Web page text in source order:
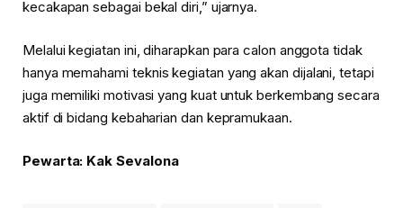
kecakapan sebagai bekal diri,” ujarnya.
Melalui kegiatan ini, diharapkan para calon anggota tidak
hanya memahami teknis kegiatan yang akan dijalani, tetapi
juga memiliki motivasi yang kuat untuk berkembang secara
aktif di bidang kebaharian dan kepramukaan.
Pewarta: Kak Sevalona